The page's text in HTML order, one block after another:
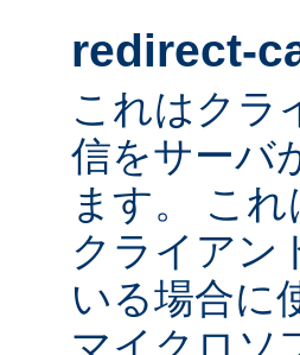
redirect-
これはクラ
信をサーバ
ます。 こ
クライアン
いる場合に
マイクロソ